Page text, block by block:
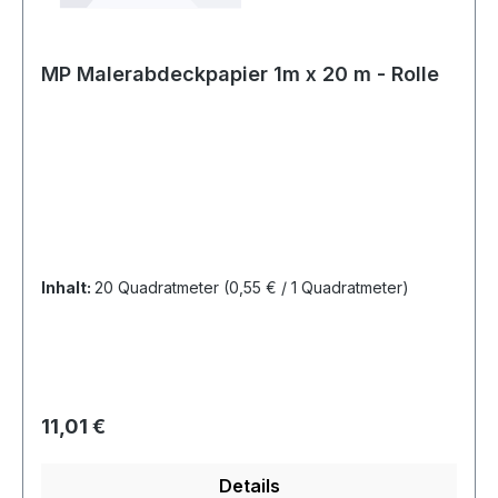
MP Malerabdeckpapier 1m x 20 m - Rolle
Inhalt: 20 Quadratmeter (0,55 € / 1 Quadratmeter)
Regulärer Preis:
11,01 €
Details